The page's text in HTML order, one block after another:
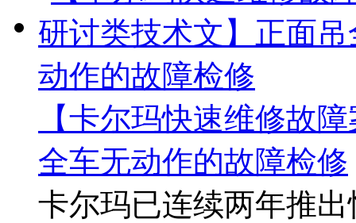
【卡尔玛快速维修故
全车无动作的故障检修
卡尔玛已连续两年推